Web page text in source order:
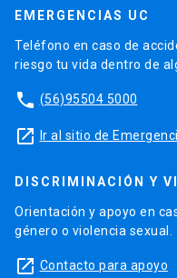
EMERGENCIAS UC
Teléfono en caso de
riesgo tu vida dentro de
phone (56)95504 5000
launch Ir al sitio de
DISCRIMINACIÓN Y
Orientación y apoyo en
género o violencia sexual.
launch Contacto para apoyo